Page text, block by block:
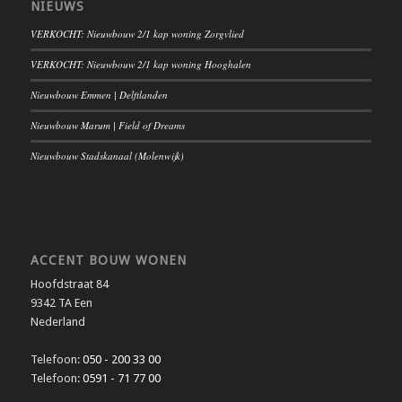
NIEUWS
VERKOCHT: Nieuwbouw 2/1 kap woning Zorgvlied
VERKOCHT: Nieuwbouw 2/1 kap woning Hooghalen
Nieuwbouw Emmen | Delftlanden
Nieuwbouw Marum | Field of Dreams
Nieuwbouw Stadskanaal (Molenwijk)
ACCENT BOUW WONEN
Hoofdstraat 84
9342 TA Een
Nederland
Telefoon: 050 - 200 33 00
Telefoon: 0591 - 71 77 00